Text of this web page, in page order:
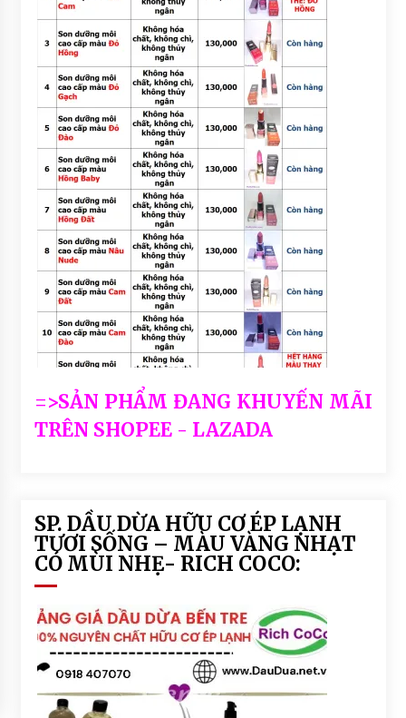
=>SẢN PHẨM ĐANG KHUYẾN MÃI
TRÊN SHOPEE - LAZADA
SP. DẦU DỪA HỮU CƠ ÉP LẠNH
TƯƠI SỐNG – MÀU VÀNG NHẠT
CÓ MÙI NHẸ- RICH COCO: